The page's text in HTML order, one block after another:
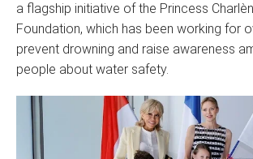
a flagship initiative of the Princess
Foundation, which has been working for
prevent drowning and raise awareness
people about water safety.